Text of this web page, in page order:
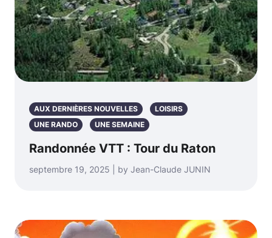
AUX DERNIÈRES NOUVELLES
LOISIRS
UNE RANDO
UNE SEMAINE
Randonnée VTT : Tour du Raton
septembre 19, 2025 | by Jean-Claude JUNIN